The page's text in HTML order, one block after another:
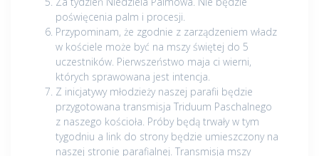
poświęcenia palm i procesji.
Przypominam, że zgodnie z zarządzeniem władz
w kościele może być na mszy świętej do 5
uczestników. Pierwszeństwo maja ci wierni,
których sprawowana jest intencja.
Z inicjatywy młodzieży naszej parafii będzie
przygotowana transmisja Triduum Paschalnego
z naszego kościoła. Próby będą trwały w tym
tygodniu a link do strony będzie umieszczony na
naszej stronie parafialnej. Transmisja mszy